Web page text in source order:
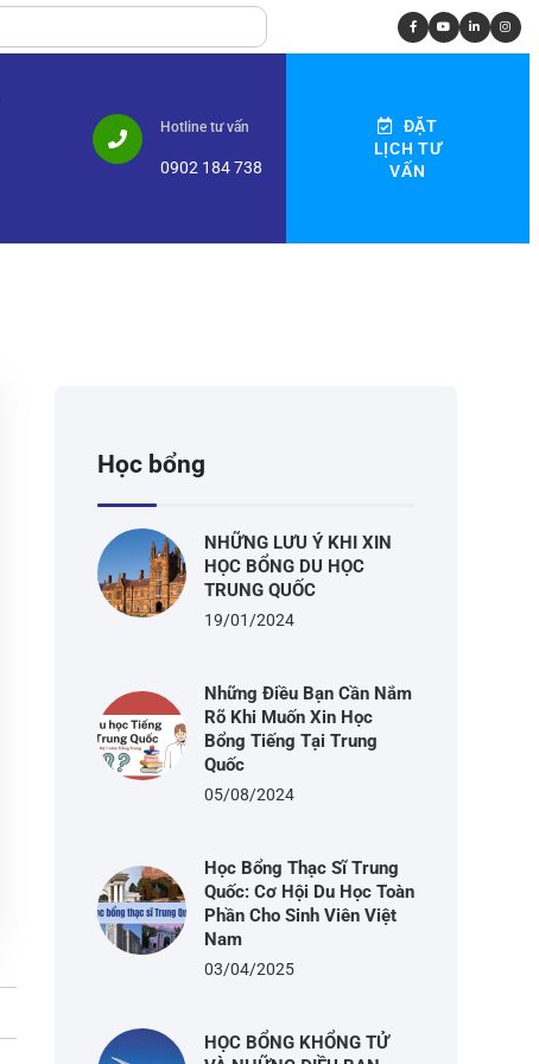
Hotline tư vấn
0902 184 738
ĐẶT
LỊCH TƯ
VẤN
Học bổng
NHỮNG LƯU Ý KHI XIN
HỌC BỔNG DU HỌC
TRUNG QUỐC
19/01/2024
Những Điều Bạn Cần Nắm
Rõ Khi Muốn Xin Học
Bổng Tiếng Tại Trung
Quốc
05/08/2024
Học Bổng Thạc Sĩ Trung
Quốc: Cơ Hội Du Học Toàn
Phần Cho Sinh Viên Việt
Nam
03/04/2025
HỌC BỔNG KHỔNG TỬ